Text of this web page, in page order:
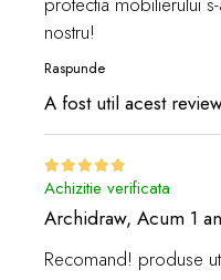
nostru!
Raspunde
A fost util acest
Achizitie verificata
Archidraw, Acum 1 an
Recomand! produse